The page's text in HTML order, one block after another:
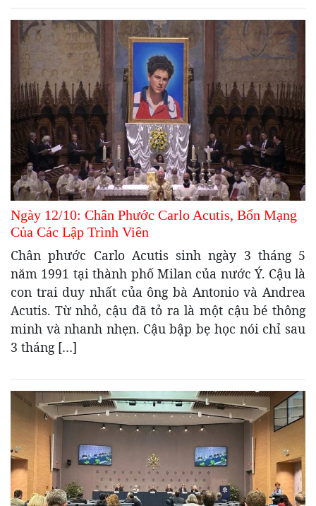
Ngày 12/10: Chân Phước Carlo Acutis, Bổn Mạng
Của Các Lập Trình Viên
Chân phước Carlo Acutis sinh ngày 3 tháng 5
năm 1991 tại thành phố Milan của nước Ý. Cậu là
con trai duy nhất của ông bà Antonio và Andrea
Acutis. Từ nhỏ, cậu đã tỏ ra là một cậu bé thông
minh và nhanh nhẹn. Cậu bập bẹ học nói chỉ sau
3 tháng […]